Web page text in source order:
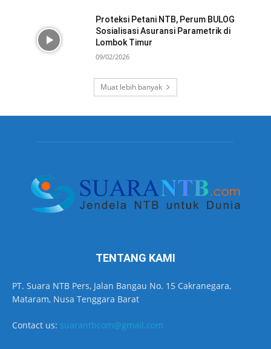
Proteksi Petani NTB, Perum BULOG
Sosialisasi Asuransi Parametrik di
Lombok Timur
09/02/2026
Muat lebih banyak
TENTANG KAMI
PT. Suara NTB Pers, Jalan Bangau No. 15 Cakranegara,
Mataram, Nusa Tenggara Barat
Contact us: suarantbcom@gmail.com